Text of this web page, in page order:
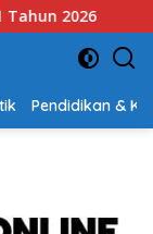
Apresiasi
Pendidikan &